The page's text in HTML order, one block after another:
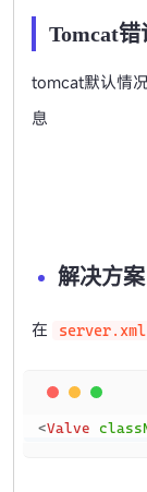
Tomcat
tomcat默认情
息
解决方案
在 server.xml
<Valve